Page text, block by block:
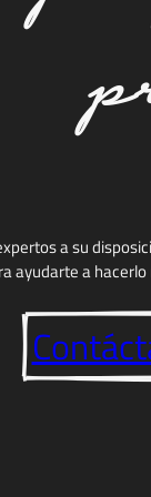
a su
ayudarte a hacerlo